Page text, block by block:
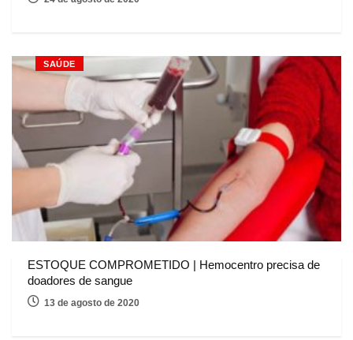
SAÚDE
ESTOQUE COMPROMETIDO | Hemocentro precisa de
doadores de sangue
13 de agosto de 2020